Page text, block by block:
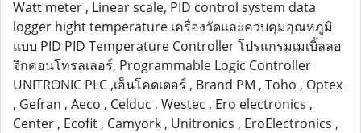
Watt meter , Linear scale, PID control system data
logger hight temperature เครื่องวัดและควบคุมอุณหภูมิ
แบบ PID PID Temperature Controller โปรแกรมเมเบิ้ลลอ
จิกคอนโทรลเลอร์, Programmable Logic Controller
UNITRONIC PLC ,เอ็นโคดเดอร์ , Brand PM , Toho , Optex
, Gefran , Aeco , Celduc , Westec , Ero electronics ,
Center , Ecofit , Camyork , Unitronics , EroElectronics ,